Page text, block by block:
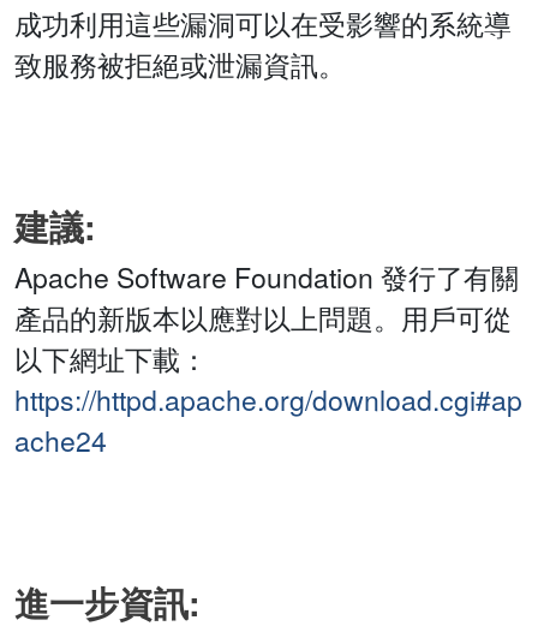
成功利用這些漏洞可以在受影響的系統導
致服務被拒絕或泄漏資訊。
建議:
Apache Software Foundation 發行了有關
產品的新版本以應對以上問題。用戶可從
以下網址下載：
https://httpd.apache.org/download.cgi#ap
ache24
進一步資訊: